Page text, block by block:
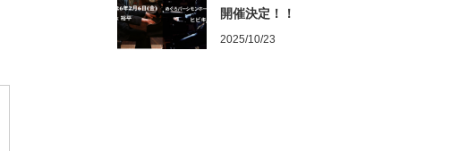
開催決定！！
2025/10/23